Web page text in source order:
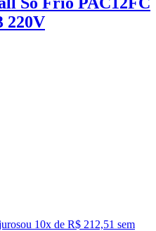
220V
ou 10x de R$ 212,51 sem